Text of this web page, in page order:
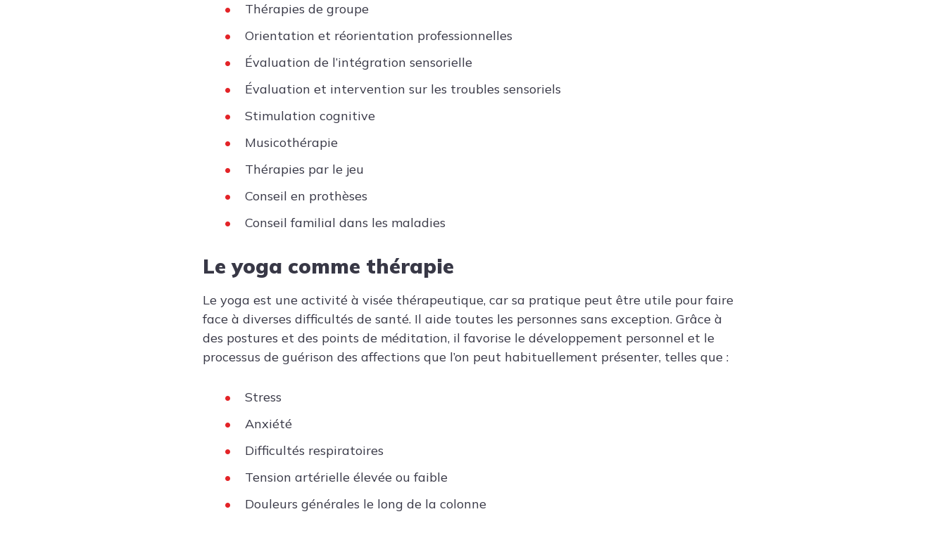
Thérapies de groupe
Orientation et réorientation professionnelles
Évaluation de l’intégration sensorielle
Évaluation et intervention sur les troubles sensoriels
Stimulation cognitive
Musicothérapie
Thérapies par le jeu
Conseil en prothèses
Conseil familial dans les maladies
Le yoga comme thérapie
Le yoga est une activité à visée thérapeutique, car sa pratique peut être utile pour faire
face à diverses difficultés de santé. Il aide toutes les personnes sans exception. Grâce à
des postures et des points de méditation, il favorise le développement personnel et le
processus de guérison des affections que l’on peut habituellement présenter, telles que :
Stress
Anxiété
Difficultés respiratoires
Tension artérielle élevée ou faible
Douleurs générales le long de la colonne